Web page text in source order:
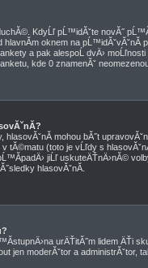
KdyĹľ pĹ™idĂˇte novĂ˝
hlavnĂ­m oknem na pĹ™idĂˇvĂˇnĂ­
a pak alespoĹ dvÄ›
kde 0 znamenĂˇ
mohou bĂ˝t
tĂ©matu (toto je vĹľdy s
jiĹľ uskuteÄŤnÄ›nĂ©
hlasovĂˇnĂ­.
urÄŤitĂ˝m lidem
jen moderĂˇtor a administrĂˇtor,